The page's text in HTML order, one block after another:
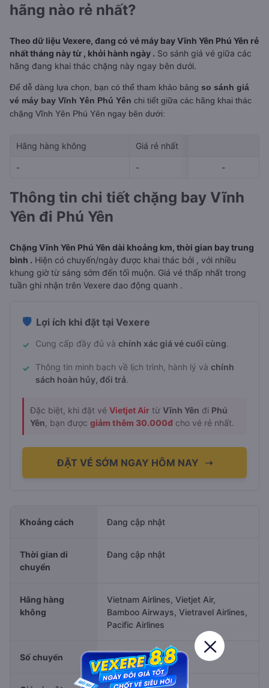
hãng nào rẻ nhất?
Theo dữ liệu Vexere, đang có vé máy bay Vĩnh Yên Phú Yên rẻ
nhất tháng này từ , khởi hành ngày . So sánh giá vé giữa các
hãng đang khai thác chặng này ngay bên dưới.
Để dễ dàng lựa chọn, bạn có thể tham khảo bảng so sánh giá
vé máy bay Vĩnh Yên Phú Yên chi tiết giữa các hãng khai thác
chặng Vĩnh Yên Phú Yên ngay bên dưới:
Hãng hàng không Giá rẻ nhất
- - -
-
Thông tin chi tiết chặng bay Vĩnh
Yên đi Phú Yên
Chặng Vĩnh Yên Phú Yên dài khoảng km, thời gian bay trung
bình . Hiện có chuyến/ngày được khai thác bởi , với nhiều
khung giờ từ sáng sớm đến tối muộn. Giá vé thấp nhất trong
tuần ghi nhận trên Vexere dao động quanh .
🛡️ Lợi ích khi đặt tại Vexere
✓ Cung cấp đầy đủ và chính xác giá vé cuối cùng.
✓ Thông tin minh bạch về lịch trình, hành lý và chính
sách hoàn hủy, đổi trả.
Đặc biệt, khi đặt vé Vietjet Air từ Vĩnh Yên đi Phú
Yên , bạn được giảm thêm 30.000đ cho vé rẻ nhất.
ĐẶT VÉ SỚM NGAY HÔM NAY ➝
Khoảng cách Đang cập nhật
Thời gian di
chuyển
Đang cập nhật
Hãng hàng
không
Vietnam Airlines, Vietjet Air,
Bamboo Airways, Vietravel Airlines,
Pacific Airlines
Số chuyến Đang cập nhật